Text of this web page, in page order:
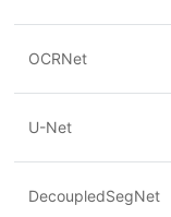
OCRNet
U-Net
DecoupledSegNet